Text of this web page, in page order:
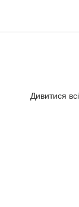
Дивитися всі